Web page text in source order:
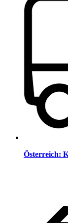
Österreich: